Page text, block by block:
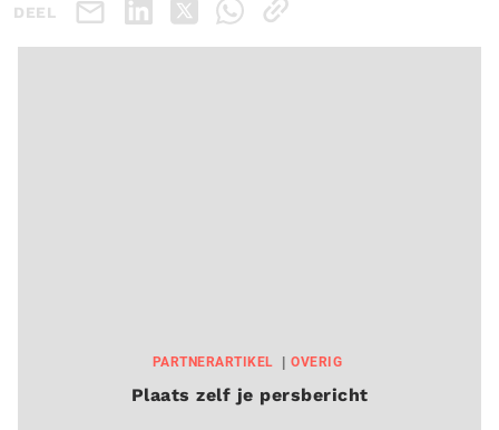
DEEL
PARTNERARTIKEL OVERIG
Plaats zelf je persbericht